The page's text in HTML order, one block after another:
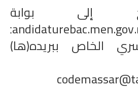
إلى بوابة
الخاص ببريده(ها)